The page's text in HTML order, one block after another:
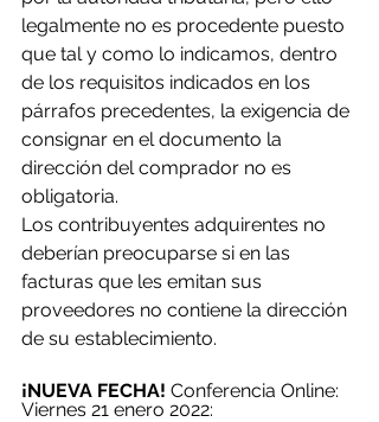
legalmente no es procedente puesto
que tal y como lo indicamos, dentro
de los requisitos indicados en los
párrafos precedentes, la exigencia de
consignar en el documento la
dirección del comprador no es
obligatoria.
Los contribuyentes adquirentes no
deberían preocuparse si en las
facturas que les emitan sus
proveedores no contiene la dirección
de su establecimiento.
¡NUEVA FECHA! Conferencia Online:
Viernes 21 enero 2022: